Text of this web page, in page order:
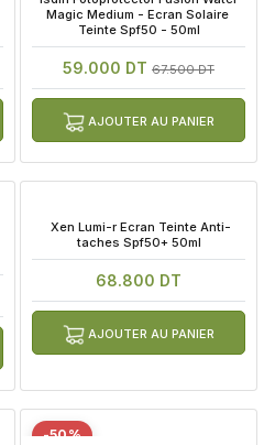
Magic Medium - Ecran Solaire
Teinte Spf50 - 50ml
59.000 DT 67.500 DT
AJOUTER AU PANIER
Xen Lumi-r Ecran Teinte Anti-
taches Spf50+ 50ml
68.800 DT
AJOUTER AU PANIER
-50%